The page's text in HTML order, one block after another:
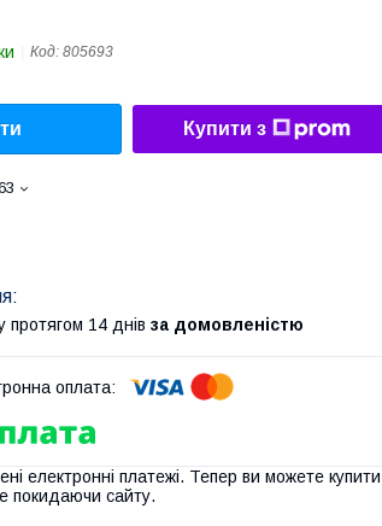
Код: 805693
Купити з
протягом 14 днів за домовленістю
електронні платежі. Тепер ви можете купити
покидаючи сайту.